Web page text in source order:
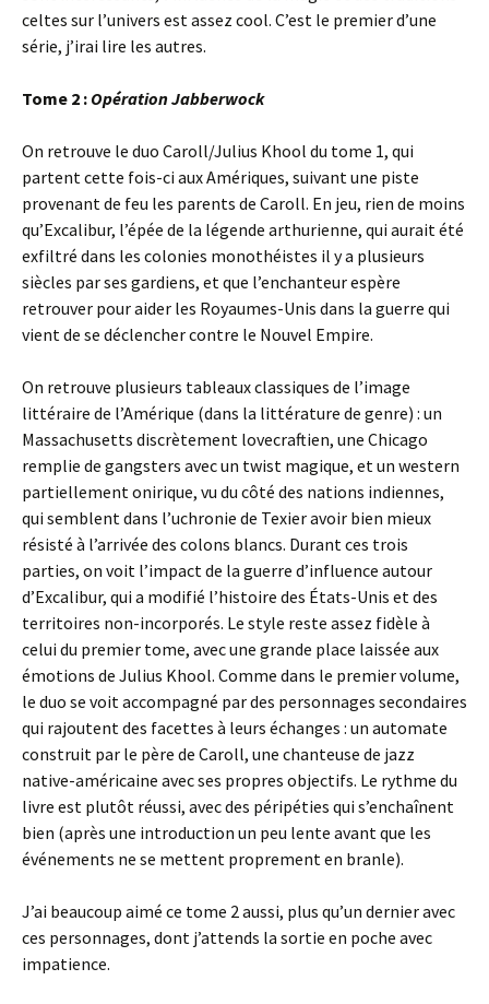
celtes sur l’univers est assez cool. C’est le premier d’une
série, j’irai lire les autres.
Tome 2 : Opération Jabberwock
On retrouve le duo Caroll/Julius Khool du tome 1, qui
partent cette fois-ci aux Amériques, suivant une piste
provenant de feu les parents de Caroll. En jeu, rien de moins
qu’Excalibur, l’épée de la légende arthurienne, qui aurait été
exfiltré dans les colonies monothéistes il y a plusieurs
siècles par ses gardiens, et que l’enchanteur espère
retrouver pour aider les Royaumes-Unis dans la guerre qui
vient de se déclencher contre le Nouvel Empire.
On retrouve plusieurs tableaux classiques de l’image
littéraire de l’Amérique (dans la littérature de genre) : un
Massachusetts discrètement lovecraftien, une Chicago
remplie de gangsters avec un twist magique, et un western
partiellement onirique, vu du côté des nations indiennes,
qui semblent dans l’uchronie de Texier avoir bien mieux
résisté à l’arrivée des colons blancs. Durant ces trois
parties, on voit l’impact de la guerre d’influence autour
d’Excalibur, qui a modifié l’histoire des États-Unis et des
territoires non-incorporés. Le style reste assez fidèle à
celui du premier tome, avec une grande place laissée aux
émotions de Julius Khool. Comme dans le premier volume,
le duo se voit accompagné par des personnages secondaires
qui rajoutent des facettes à leurs échanges : un automate
construit par le père de Caroll, une chanteuse de jazz
native-américaine avec ses propres objectifs. Le rythme du
livre est plutôt réussi, avec des péripéties qui s’enchaînent
bien (après une introduction un peu lente avant que les
événements ne se mettent proprement en branle).
J’ai beaucoup aimé ce tome 2 aussi, plus qu’un dernier avec
ces personnages, dont j’attends la sortie en poche avec
impatience.